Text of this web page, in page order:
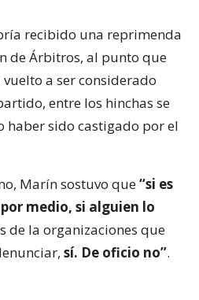
recibido una reprimenda
de Árbitros, al punto que
vuelto a ser considerado
entre los hinchas se
haber sido castigado por el
Marín sostuvo que“si es
medio, si alguien lo
de la organizaciones que
sí. De oficio no”.